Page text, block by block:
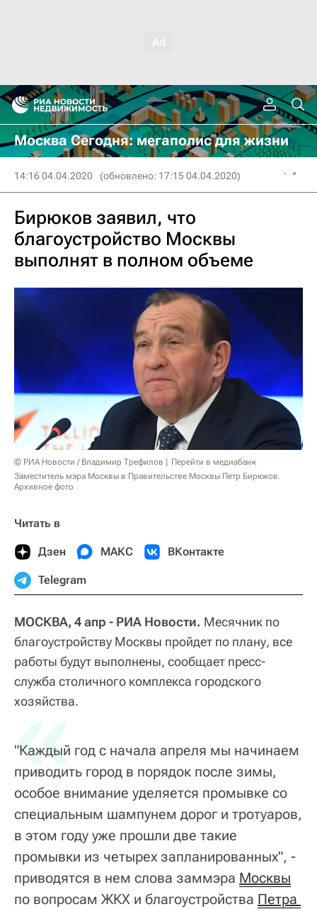
Москва Сегодня: мегаполис для жизни
14:16 04.04.2020 (обновлено: 17:15 04.04.2020)
Бирюков заявил, что
благоустройство Москвы
выполнят в полном объеме
© РИА Новости / Владимир Трефилов
Перейти в медиабанк
Заместитель мэра Москвы в Правительстве Москвы Петр Бирюков.
Архивное фото
Читать в
Дзен МАКС ВКонтакте
Telegram
МОСКВА, 4 апр - РИА Новости. Месячник по
благоустройству Москвы пройдет по плану, все
работы будут выполнены, сообщает пресс-
служба столичного комплекса городского
хозяйства.
«
"Каждый год с начала апреля мы начинаем
приводить город в порядок после зимы,
особое внимание уделяется промывке со
специальным шампунем дорог и тротуаров,
в этом году уже прошли две такие
промывки из четырех запланированных", -
приводятся в нем слова заммэра Москвы
по вопросам ЖКХ и благоустройства Петра